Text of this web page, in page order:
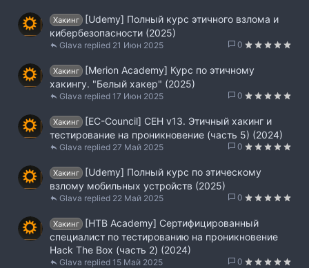
Хакинг
[Udemy] Полный курс этичного взлома и
кибербезопасности (2025)
0
21 Июн 2025
Glava
Хакинг
[Merion Academy] Курс по этичному
хакингу. "Белый хакер" (2025)
0
17 Июн 2025
Glava
Хакинг
[EC-Council] CEH v13. Этичный хакинг и
тестирование на проникновение (часть 5) (2024)
0
27 Май 2025
Glava
Хакинг
[Udemy] Полный курс по этическому
взлому мобильных устройств (2025)
0
22 Май 2025
Glava
Хакинг
[HTB Academy] Сертифицированный
специалист по тестированию на проникновение
Hack The Box (часть 2) (2024)
0
15 Май 2025
Glava